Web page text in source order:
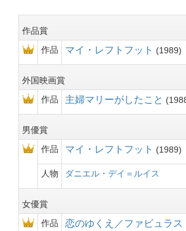
作品賞
作品
マイ・レフトフット 1989
外国映画賞
作品
主婦マリーがしたこと
男優賞
作品
マイ・レフトフット 1989
人物 ダニエル・デイ＝ルイス
女優賞
作品
恋のゆくえ／ファビュラス